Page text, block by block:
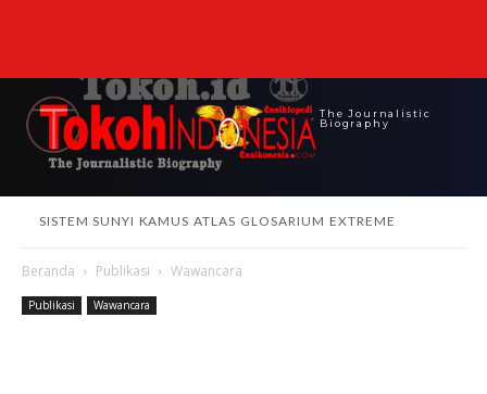
The Journalistic
Biography
SISTEM SUNYI KAMUS ATLAS GLOSARIUM EXTREME
Beranda Publikasi Wawancara
Publikasi Wawancara